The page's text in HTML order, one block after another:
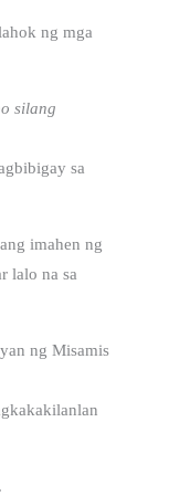
ng mga
silang
sa
imahen ng
lalo na sa
ng Misamis